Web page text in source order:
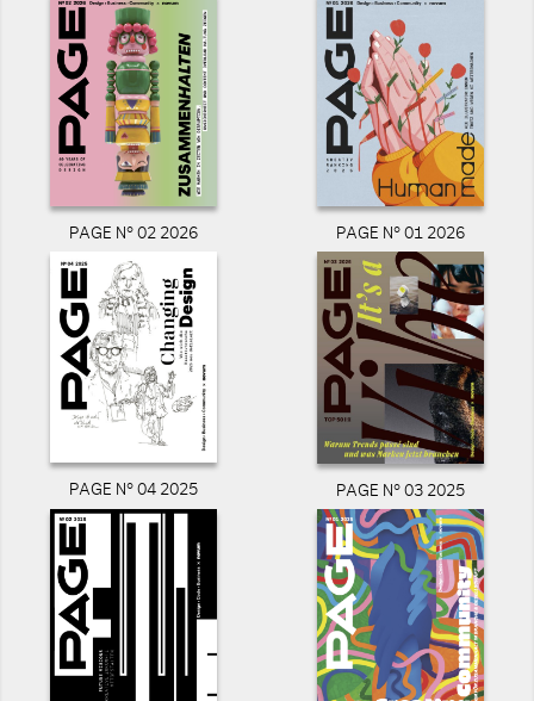
PAGE N° 02 2026 PAGE N° 01 2026
PAGE N° 04 2025 PAGE N° 03 2025